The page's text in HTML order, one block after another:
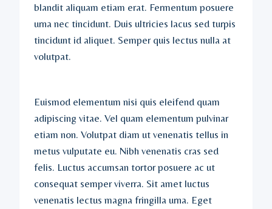
blandit aliquam etiam erat. Fermentum posuere
urna nec tincidunt. Duis ultricies lacus sed turpis
tincidunt id aliquet. Semper quis lectus nulla at
volutpat.
Euismod elementum nisi quis eleifend quam
adipiscing vitae. Vel quam elementum pulvinar
etiam non. Volutpat diam ut venenatis tellus in
metus vulputate eu. Nibh venenatis cras sed
felis. Luctus accumsan tortor posuere ac ut
consequat semper viverra. Sit amet luctus
venenatis lectus magna fringilla urna. Eget